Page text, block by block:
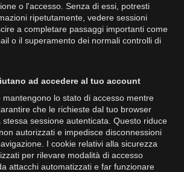
o l'accesso. Senza di essi, potresti
ripetutamente, vedere sessioni
a completare passaggi importanti come
o il superamento dei normali controlli di
ad accedere al tuo account
mantengono lo stato di accesso mentre
che le richieste dal tuo browser
sessione autenticata. Questo riduce
autorizzati e impedisce disconnessioni
I cookie relativi alla sicurezza
per rilevare modalità di accesso
attacchi automatizzati e far funzionare